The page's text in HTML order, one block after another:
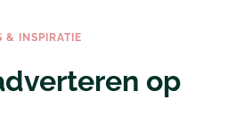
& INSPIRATIE
op